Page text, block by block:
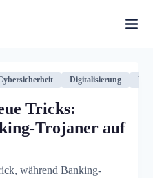
Digitalisierung
Tricks:
Trojaner auf
während Banking-